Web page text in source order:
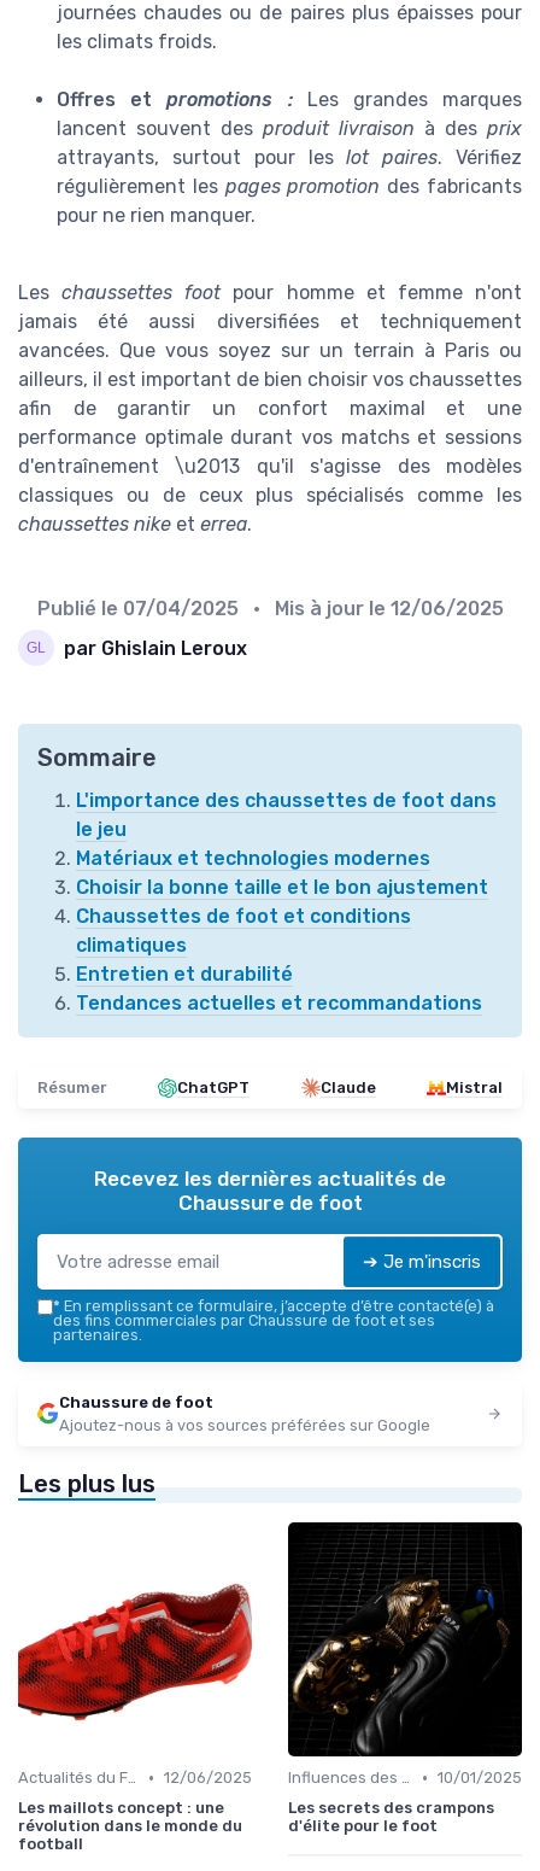
journées chaudes ou de paires plus épaisses pour
les climats froids.
Offres etpromotions :Les grandes marques
lancent souvent des produit livraison à des prix
attrayants, surtout pour leslot paires. Vérifiez
régulièrement les pages promotion des fabricants
pour ne rien manquer.
Leschaussettes footpour homme et femme n'ont
jamais été aussi diversifiées et techniquement
avancées. Que vous soyez sur un terrain à Paris ou
ailleurs, il est important de bien choisir vos chaussettes
afin de garantir un confort maximal et une
performance optimale durant vos matchs et sessions
d'entraînement \u2013 qu'il s'agisse des modèles
classiques ou de ceux plus spécialisés comme les
chaussettes nike et errea.
Publié le 07/04/2025 • Mis à jour le 12/06/2025
par Ghislain Leroux
Sommaire
L'importance des chaussettes de foot dans
le jeu
Matériaux et technologies modernes
Choisir la bonne taille et le bon ajustement
Chaussettes de foot et conditions
climatiques
Entretien et durabilité
Tendances actuelles et recommandations
Résumer ChatGPT Claude Mistral
Recevez les dernières actualités de
Chaussure de foot
➔ Je m'inscris
* En remplissant ce formulaire, j’accepte d’être contacté(e) à
des fins commerciales par Chaussure de foot et ses
partenaires.
Chaussure de foot
Ajoutez-nous à vos sources préférées sur Google
Les plus lus
Actualités du Football et Nouveautés • 12/06/2025
Les maillots concept : une
révolution dans le monde du
football
Influences des Joueurs Professionnels • 10/01/2025
Les secrets des crampons
d'élite pour le foot